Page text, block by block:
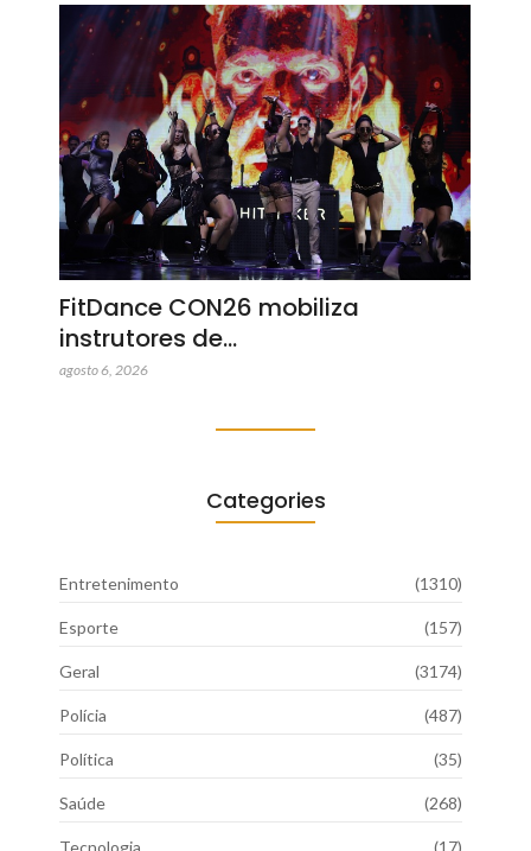
FitDance CON26 mobiliza
instrutores de…
agosto 6, 2026
Categories
Entretenimento (1310)
Esporte (157)
Geral (3174)
Polícia (487)
Política (35)
Saúde (268)
Tecnologia (17)